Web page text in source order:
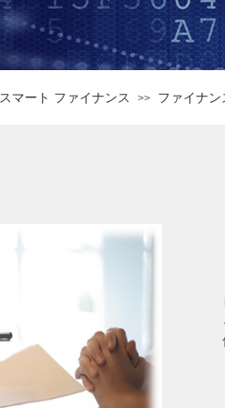
スマート ファイナンス >> ファイナ